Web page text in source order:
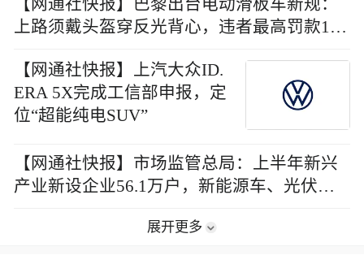
【网通社快报】巴黎出台电动滑板车新规：
上路须戴头盔穿反光背心，违者最高罚款170
【网通社快报】上汽大众ID.
ERA 5X完成工信部申报，定
位“超能纯电SUV”
【网通社快报】市场监管总局：上半年新兴
产业新设企业56.1万户，新能源车、光伏等
展开更多